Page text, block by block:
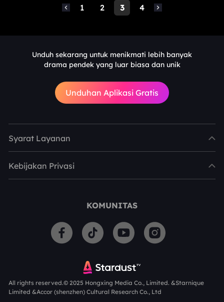
1 2 3 4
Unduh sekarang untuk menikmati lebih banyak
drama pendek yang luar biasa dan unik
Unduhan Aplikasi Gratis
Syarat Layanan
Kebijakan Privasi
KOMUNITAS
All rights reserved.© 2025 Hongxing Media Co., Limited. &Starnique
Limited &Accor (shenzhen) Cultural Research Co., Ltd